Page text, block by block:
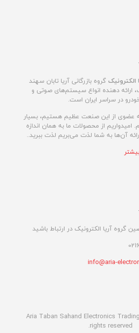
الکترونیک گروه بازرگانی آریا تابان سهند
ارائه دهنده انواع سیستم‌های صوتی و
در سراسر ایران است.
عضوی از این صنعت عظیم هستیم، بسیار
امیدواریم از محصولات ما به همان اندازه
آن‌ها به شما لذت می‌‌بریم لذت ببرید..
گروه آریا الکترونیک در ارتباط باشید
info@aria-
"© 2022 Aria Taban Sahand Electronics
rights reserved.